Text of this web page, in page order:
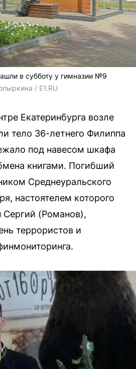
в субботу у гимназии №9
/ E1.RU
Екатеринбурга возле
тело 36-летнего Филиппа
под навесом шкафа
книгами. Погибший
Среднеуральского
настоятелем которого
Сергий (Романов),
террористов и